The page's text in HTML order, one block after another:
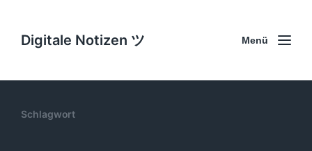
Digitale Notizen ツ Menü
Schlagwort